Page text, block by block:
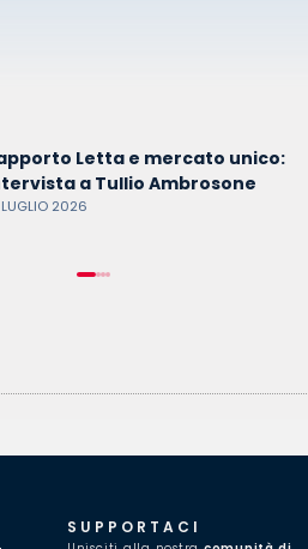
Letta e mercato unico:
a Tullio Ambrosone
LUGLIO 2026
SUPPORTACI